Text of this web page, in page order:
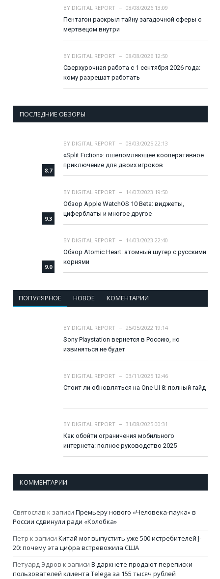
BY DIGITAL REPORT
08/08/2026 13:09
Пентагон раскрыл тайну загадочной сферы с
мертвецом внутри
BY DIGITAL REPORT
08/08/2026 12:50
Сверхурочная работа с 1 сентября 2026 года:
кому разрешат работать
ПОСЛЕДНИЕ ОБЗОРЫ
8.7
BY DIGITAL REPORT
08/03/2025 22:13
«Split Fiction»: ошеломляющее кооперативное
приключение для двоих игроков
9.3
BY DIGITAL REPORT
14/07/2023 19:50
Обзор Apple WatchOS 10 Beta: виджеты,
циферблаты и многое другое
9.0
BY DIGITAL REPORT
14/03/2023 22:40
Обзор Atomic Heart: атомный шутер с русскими
корнями
ПОПУЛЯРНОЕ НОВОЕ КОМЕНТАРИИ
BY DIGITAL REPORT
25/05/2022 19:14
Sony Playstation вернется в Россию, но
извиняться не будет
BY DIGITAL REPORT
03/11/2025 12:46
Стоит ли обновляться на One UI 8: полный гайд
BY DIGITAL REPORT
31/08/2025 00:31
Как обойти ограничения мобильного
интернета: полное руководство 2025
КОММЕНТАРИИ
Святослав к записи Премьеру нового «Человека-паука» в
России сдвинули ради «Колобка»
Петр к записи Китай мог выпустить уже 500 истребителей J-
20: почему эта цифра встревожила США
Петуард Эдров к записи В даркнете продают переписки
пользователей клиента Telega за 155 тысяч рублей